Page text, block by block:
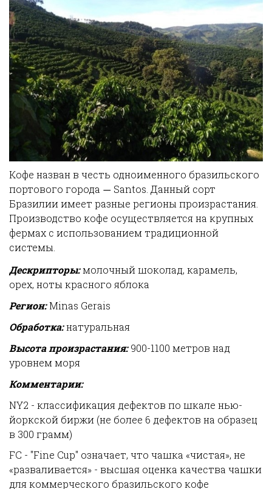
Кофе назван в честь одноименного бразильского
портового города — Santos. Данный сорт
Бразилии имеет разные регионы произрастания.
Производство кофе осуществляется на крупных
фермах с использованием традиционной
системы.
Дескрипторы:молочный шоколад, карамель,
орех, ноты красного яблока
Регион:Minas Gerais
Обработка:натуральная
Высота произрастания:900-1100 метров над
уровнем моря
Комментарии:
NY2 - классификация дефектов по шкале нью-
йоркской биржи (не более 6 дефектов на образец
в 300 грамм)
FC - "Fine Cup" означает, что чашка «чистая», не
«разваливается» - высшая оценка качества чашки
для коммерческого бразильского кофе